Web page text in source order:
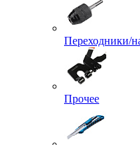
Переходники/
Прочее